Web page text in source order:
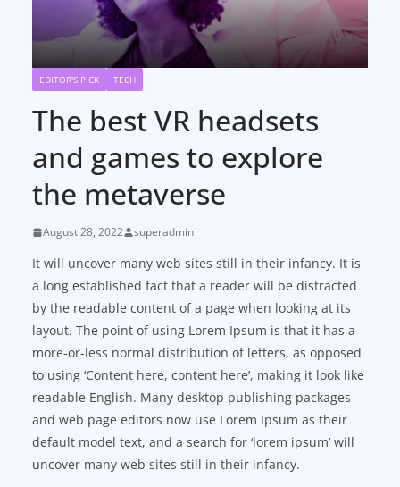
EDITOR'S PICK TECH
The best VR headsets
and games to explore
the metaverse
August 28, 2022 superadmin
It will uncover many web sites still in their infancy. It is
a long established fact that a reader will be distracted
by the readable content of a page when looking at its
layout. The point of using Lorem Ipsum is that it has a
more-or-less normal distribution of letters, as opposed
to using ‘Content here, content here’, making it look like
readable English. Many desktop publishing packages
and web page editors now use Lorem Ipsum as their
default model text, and a search for ‘lorem ipsum’ will
uncover many web sites still in their infancy.